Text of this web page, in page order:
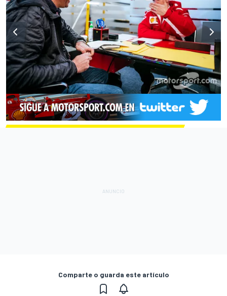
Comparte o guarda este artículo